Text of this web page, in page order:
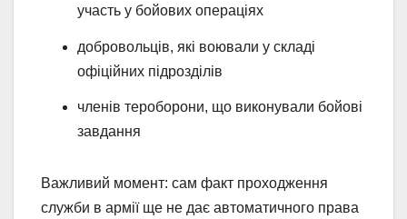
участь у бойових операціях
добровольців, які воювали у складі
офіційних підрозділів
членів тероборони, що виконували бойові
завдання
Важливий момент: сам факт проходження
служби в армії ще не дає автоматичного права